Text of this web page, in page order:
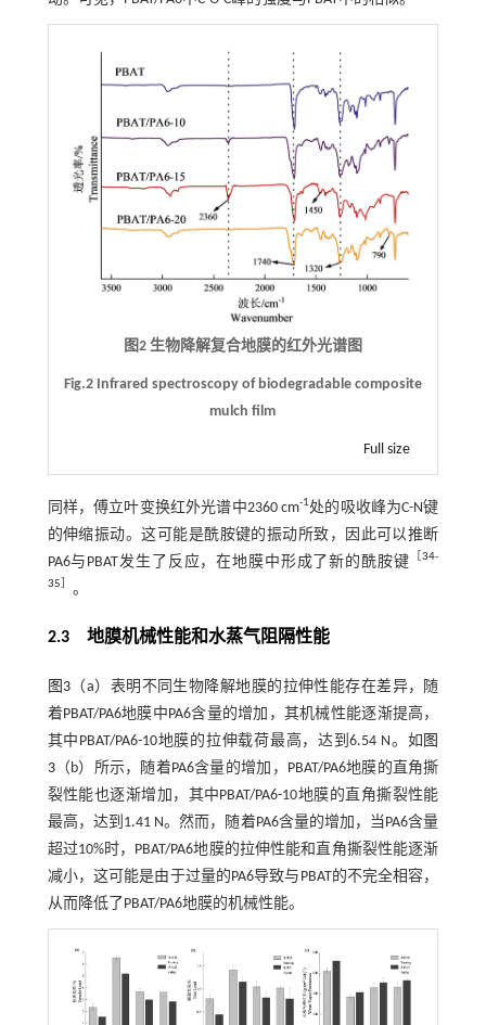
图2 生物降解复合地膜的红外光谱图
Fig.2 Infrared spectroscopy of biodegradable composite
mulch film
Full size
同样，傅立叶变换红外光谱中2360 cm-1处的吸收峰为C-N键
的伸缩振动。这可能是酰胺键的振动所致，因此可以推断
PA6与PBAT发生了反应，在地膜中形成了新的酰胺键 ［34-
35］ 。
2.3 地膜机械性能和水蒸气阻隔性能
图3 （a）表明不同生物降解地膜的拉伸性能存在差异，随
着PBAT/PA6地膜中PA6含量的增加，其机械性能逐渐提高，
其中PBAT/PA6-10地膜的拉伸载荷最高，达到6.54 N。如 图
3（b）所示，随着PA6含量的增加，PBAT/PA6地膜的直角撕
裂性能也逐渐增加，其中PBAT/PA6-10地膜的直角撕裂性能
最高，达到1.41 N。然而，随着PA6含量的增加，当PA6含量
超过10%时，PBAT/PA6地膜的拉伸性能和直角撕裂性能逐渐
减小，这可能是由于过量的PA6导致与PBAT的不完全相容，
从而降低了PBAT/PA6地膜的机械性能。